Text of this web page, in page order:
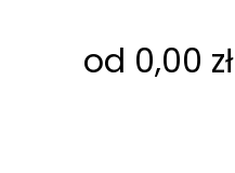
od 0,00 zł